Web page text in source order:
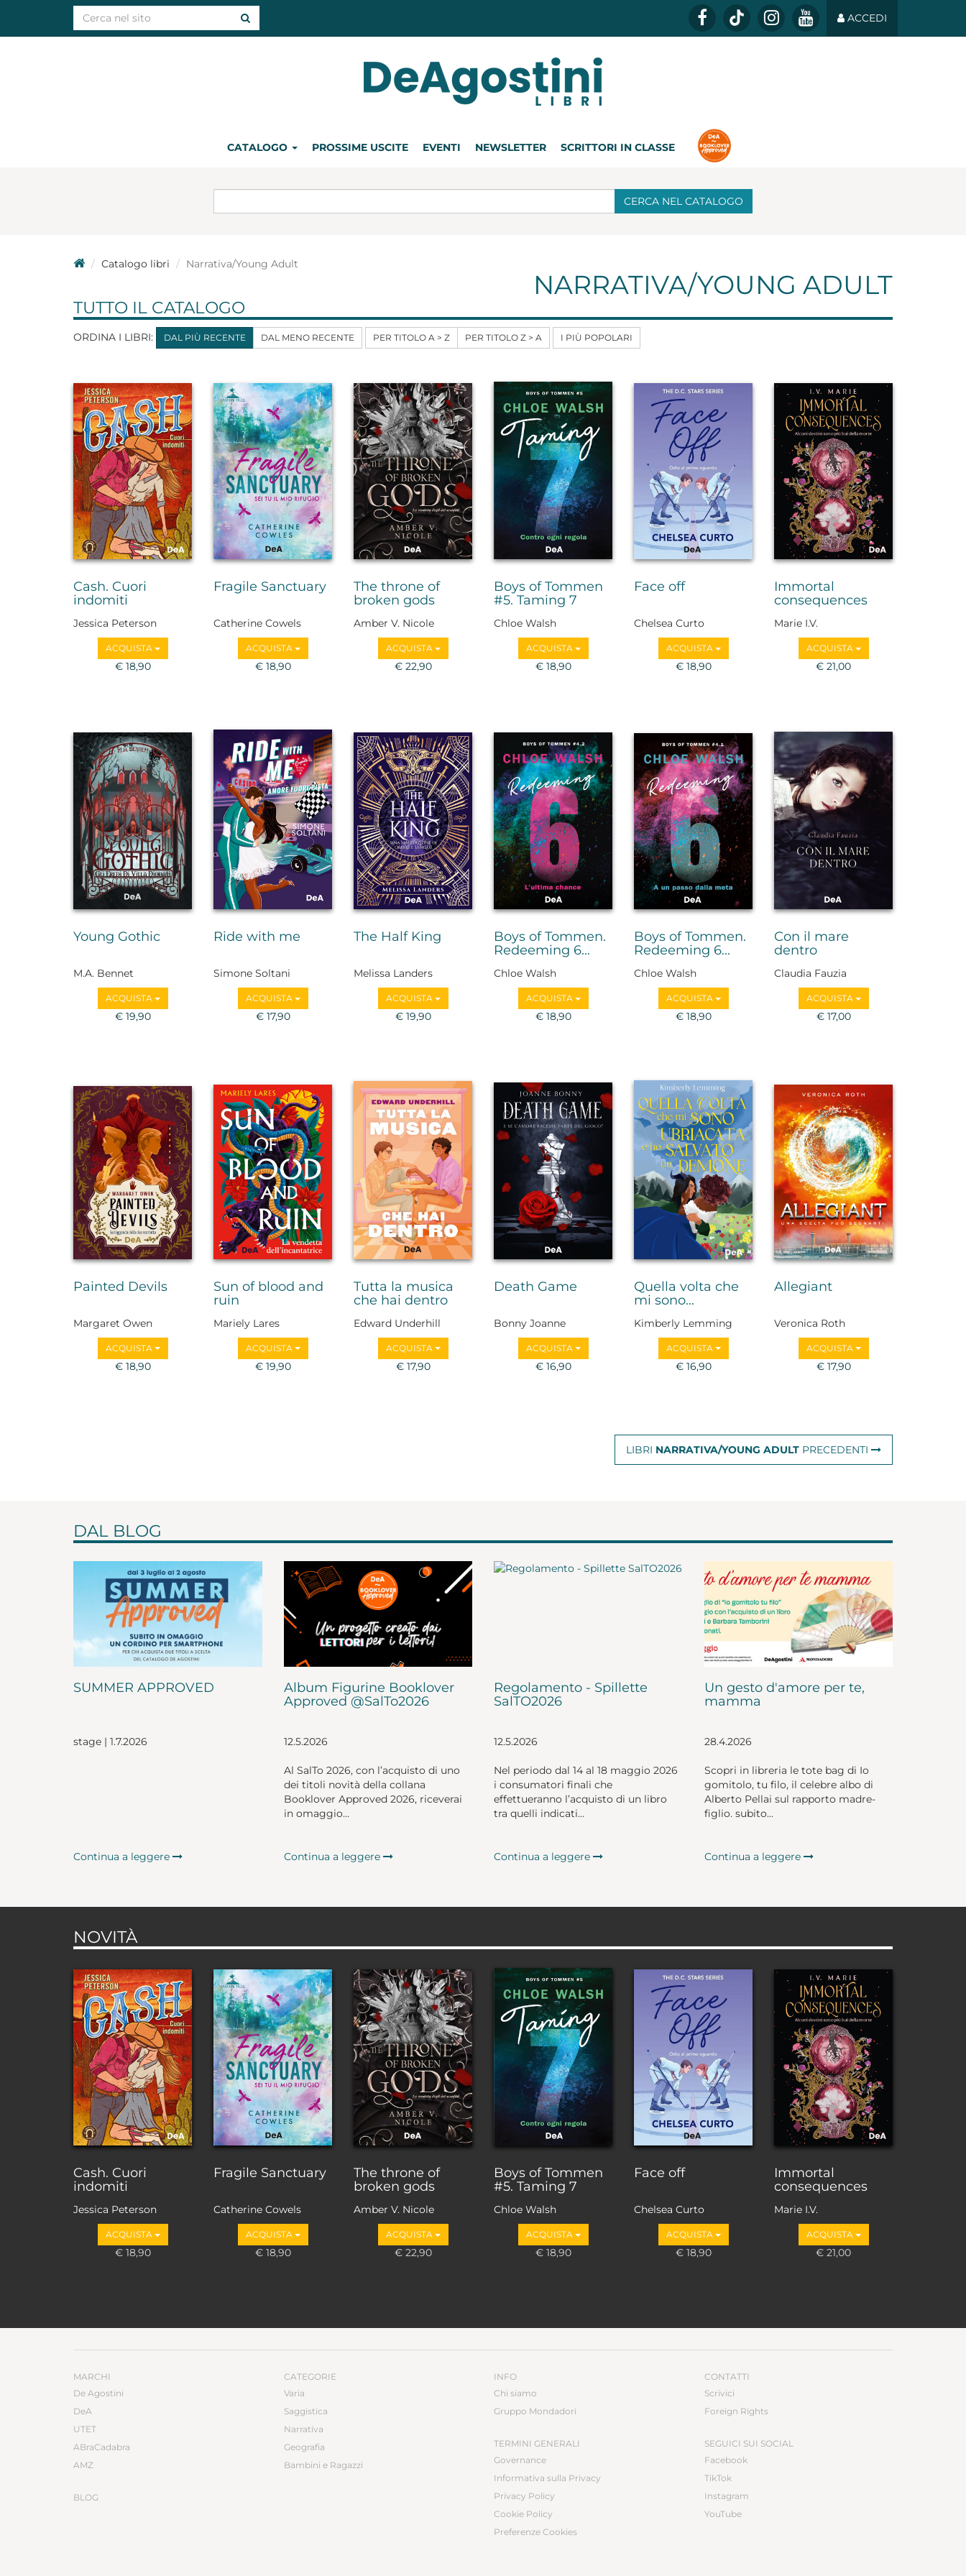
ACCEDI
CATALOGO PROSSIME USCITE EVENTI NEWSLETTER SCRITTORI IN CLASSE
CERCA NEL CATALOGO
Catalogo libri Narrativa/Young Adult
NARRATIVA/YOUNG ADULT
TUTTO IL CATALOGO
ORDINA I LIBRI: DAL PIÙ RECENTE DAL MENO RECENTE PER TITOLO A > Z PER TITOLO Z > A I PIÙ POPOLARI
Cash. Cuori
indomiti
Jessica Peterson
ACQUISTA
€ 18,90
Fragile Sanctuary
Catherine Cowels
ACQUISTA
€ 18,90
The throne of
broken gods
Amber V. Nicole
ACQUISTA
€ 22,90
Boys of Tommen
#5. Taming 7
Chloe Walsh
ACQUISTA
€ 18,90
Face off
Chelsea Curto
ACQUISTA
€ 18,90
Immortal
consequences
Marie I.V.
ACQUISTA
€ 21,00
Young Gothic
M.A. Bennet
ACQUISTA
€ 19,90
Ride with me
Simone Soltani
ACQUISTA
€ 17,90
The Half King
Melissa Landers
ACQUISTA
€ 19,90
Boys of Tommen.
Redeeming 6...
Chloe Walsh
ACQUISTA
€ 18,90
Boys of Tommen.
Redeeming 6...
Chloe Walsh
ACQUISTA
€ 18,90
Con il mare
dentro
Claudia Fauzia
ACQUISTA
€ 17,00
Painted Devils
Margaret Owen
ACQUISTA
€ 18,90
Sun of blood and
ruin
Mariely Lares
ACQUISTA
€ 19,90
Tutta la musica
che hai dentro
Edward Underhill
ACQUISTA
€ 17,90
Death Game
Bonny Joanne
ACQUISTA
€ 16,90
Quella volta che
mi sono...
Kimberly Lemming
ACQUISTA
€ 16,90
Allegiant
Veronica Roth
ACQUISTA
€ 17,90
LIBRI NARRATIVA/YOUNG ADULT PRECEDENTI
DAL BLOG
SUMMER APPROVED
stage | 1.7.2026
Continua a leggere
Album Figurine Booklover
Approved @SalTo2026
12.5.2026
Al SalTo 2026, con l’acquisto di uno
dei titoli novità della collana
Booklover Approved 2026, riceverai
in omaggio...
Continua a leggere
Regolamento - Spillette
SalTO2026
12.5.2026
Nel periodo dal 14 al 18 maggio 2026
i consumatori finali che
effettueranno l’acquisto di un libro
tra quelli indicati...
Continua a leggere
Un gesto d'amore per te,
mamma
28.4.2026
Scopri in libreria le tote bag di Io
gomitolo, tu filo, il celebre albo di
Alberto Pellai sul rapporto madre-
figlio. subito...
Continua a leggere
NOVITÀ
Cash. Cuori
indomiti
Jessica Peterson
ACQUISTA
€ 18,90
Fragile Sanctuary
Catherine Cowels
ACQUISTA
€ 18,90
The throne of
broken gods
Amber V. Nicole
ACQUISTA
€ 22,90
Boys of Tommen
#5. Taming 7
Chloe Walsh
ACQUISTA
€ 18,90
Face off
Chelsea Curto
ACQUISTA
€ 18,90
Immortal
consequences
Marie I.V.
ACQUISTA
€ 21,00
MARCHI
De Agostini
DeA
UTET
ABraCadabra
AMZ
BLOG
CATEGORIE
Varia
Saggistica
Narrativa
Geografia
Bambini e Ragazzi
INFO
Chi siamo
Gruppo Mondadori
TERMINI GENERALI
Governance
Informativa sulla Privacy
Privacy Policy
Cookie Policy
Preferenze Cookies
CONTATTI
Scrivici
Foreign Rights
SEGUICI SUI SOCIAL
Facebook
TikTok
Instagram
YouTube